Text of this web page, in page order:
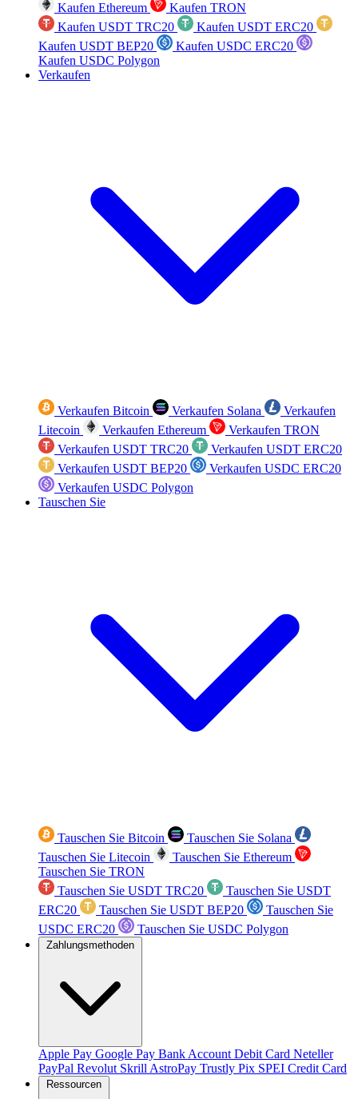
Kaufen Ethereum
Kaufen TRON
Kaufen USDT TRC20
Kaufen USDT ERC20
Kaufen USDT BEP20
Kaufen USDC ERC20
Kaufen USDC Polygon
Verkaufen
Verkaufen Bitcoin Verkaufen Solana
Verkaufen
Litecoin
Verkaufen Ethereum
Verkaufen TRON
Verkaufen USDT TRC20
Verkaufen USDT ERC20
Verkaufen USDT BEP20
Verkaufen USDC ERC20
Verkaufen USDC Polygon
Tauschen Sie
Tauschen Sie Bitcoin
Tauschen Sie Solana
Tauschen Sie Litecoin
Tauschen Sie Ethereum
Tauschen Sie TRON
Tauschen Sie USDT TRC20
Tauschen Sie USDT
ERC20
Tauschen Sie USDT BEP20
Tauschen Sie
USDC ERC20
Tauschen Sie USDC Polygon
Zahlungsmethoden
Apple Pay Google Pay Bank Account Debit Card Neteller
PayPal Revolut Skrill AstroPay Trustly Pix SPEI Credit Card
Ressourcen